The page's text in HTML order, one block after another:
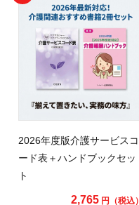
2026年度版介護サービスコ
ード表＋ハンドブックセッ
ト
2,765円（税込）